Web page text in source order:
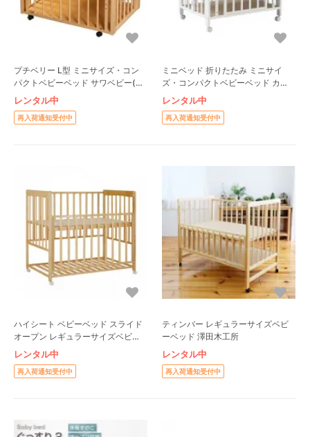
プチベリー L型 ミニサイズ・コン
パクトベビーベッド サワベビー(澤
田工業)
レンタル中
再入荷通知受付中
ミニベッド 折りたたみ ミニサイ
ズ・コンパクトベビーベッド カト
ージ(KATOJI)
レンタル中
再入荷通知受付中
ハイシート ベビーベッド スライド
オープン レギュラーサイズベビー
ベッド カトージ(KATOJI)
レンタル中
再入荷通知受付中
ティンバー レギュラーサイズベビ
ーベッド 澤田木工所
レンタル中
再入荷通知受付中